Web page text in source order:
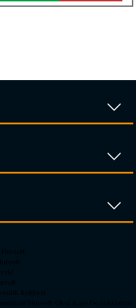
Rehberi
Hursoft Okul Kapı Dedektörleri